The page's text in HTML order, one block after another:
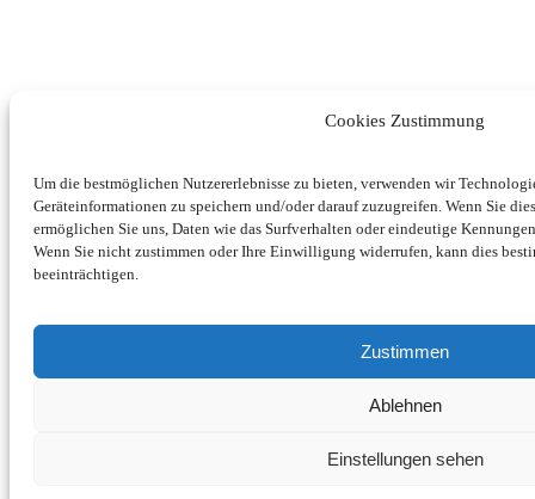
Cookies Zustimmung
Um die bestmöglichen Nutzererlebnisse zu bieten, verwenden wir
Geräteinformationen zu speichern und/oder darauf zuzugreifen. Wenn Sie
ermöglichen Sie uns, Daten wie das Surfverhalten oder eindeutige
Wenn Sie nicht zustimmen oder Ihre Einwilligung widerrufen, kann dies
beeinträchtigen.
Zustimmen
Ablehnen
Einstellungen sehen